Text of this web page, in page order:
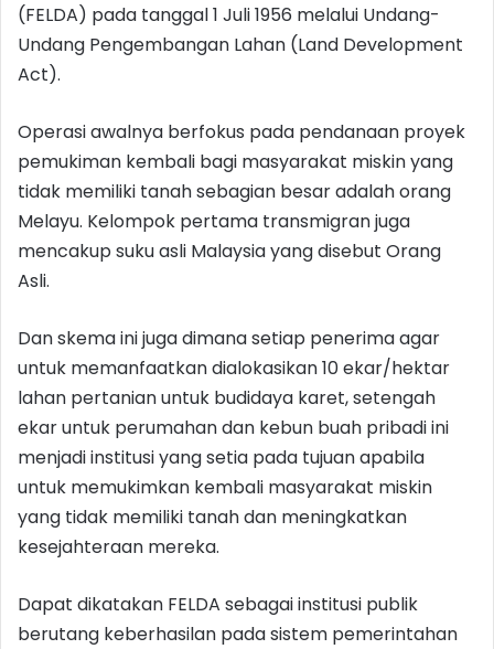
(FELDA) pada tanggal 1 Juli 1956 melalui Undang-
Undang Pengembangan Lahan (Land Development
Act).
Operasi awalnya berfokus pada pendanaan proyek
pemukiman kembali bagi masyarakat miskin yang
tidak memiliki tanah sebagian besar adalah orang
Melayu. Kelompok pertama transmigran juga
mencakup suku asli Malaysia yang disebut Orang
Asli.
Dan skema ini juga dimana setiap penerima agar
untuk memanfaatkan dialokasikan 10 ekar/hektar
lahan pertanian untuk budidaya karet, setengah
ekar untuk perumahan dan kebun buah pribadi ini
menjadi institusi yang setia pada tujuan apabila
untuk memukimkan kembali masyarakat miskin
yang tidak memiliki tanah dan meningkatkan
kesejahteraan mereka.
Dapat dikatakan FELDA sebagai institusi publik
berutang keberhasilan pada sistem pemerintahan